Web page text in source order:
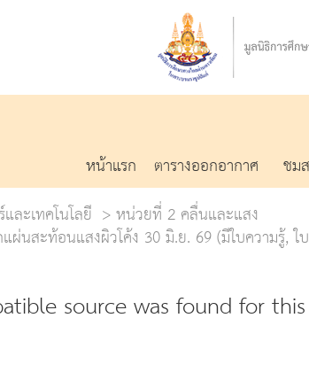
หน้าแรก ตารางออกอากาศ ชม
ละเทคโนโลยี หน่วยที่ 2 คลื่นและแสง
ผ่นสะท้อนแสงผิวโค้ง 30 มิ.ย. 69 (มีใบความรู้, ใ
source was found for